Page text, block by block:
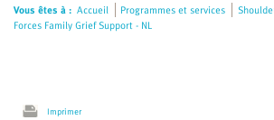
Vous êtes à : Accueil Programmes et services
Forces Family Grief Support - NL
Imprimer